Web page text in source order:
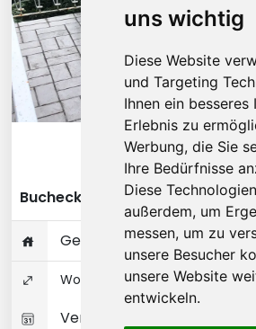
uns wichtig
Diese Website
und Targeting
Ihnen ein besseres
Erlebnis zu
Werbung, die Sie
Ihre Bedürfnisse
Diese
außerdem, um
messen, um zu
unsere Besucher
unsere Website
entwickeln.
Bucheckernweg - Köln
Gesamte Wohnung
Wohnungseigentum 94 ㎡
Verfügbar 01-11-2026